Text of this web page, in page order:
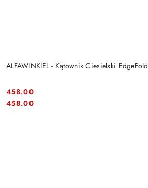
ALFAWINKIEL - Kątownik Ciesielski EdgeFold
Cena:
458.00
Cena:
458.00